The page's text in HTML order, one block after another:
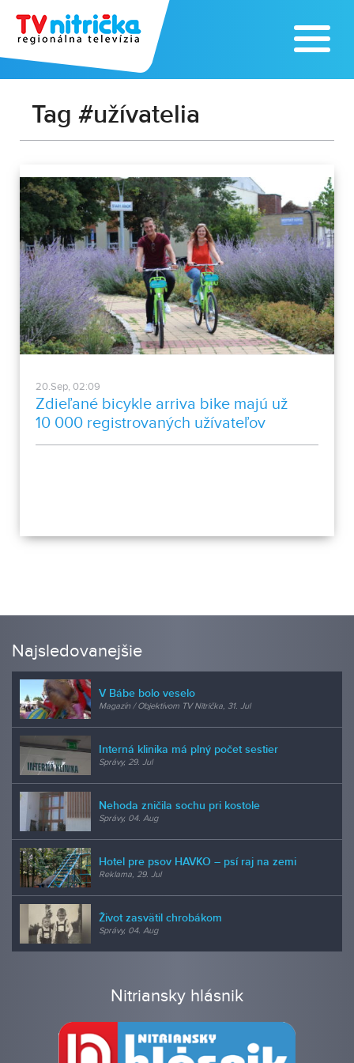
Tag #užívatelia
20.Sep, 02:09
Zdieľané bicykle arriva bike majú už
10 000 registrovaných užívateľov
Najsledovanejšie
V Bábe bolo veselo
Magazín / Objektívom TV Nitrička, 31. Jul
Interná klinika má plný počet sestier
Správy, 29. Jul
Nehoda zničila sochu pri kostole
Správy, 04. Aug
Hotel pre psov HAVKO – psí raj na zemi
Reklama, 29. Jul
Život zasvätil chrobákom
Správy, 04. Aug
Nitriansky hlásnik